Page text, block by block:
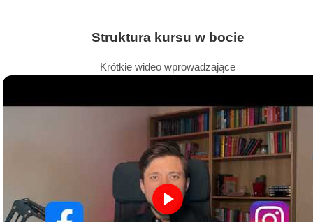
Struktura kursu w bocie
Krótkie wideo wprowadzające